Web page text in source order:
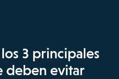
3 principales
deben evitar